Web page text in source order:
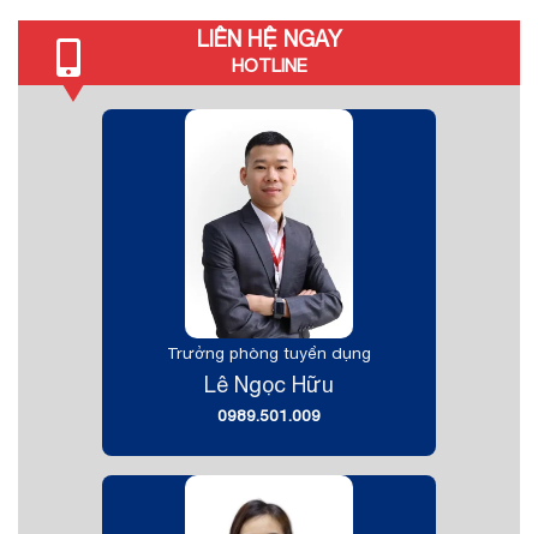
LIÊN HỆ NGAY
HOTLINE
Trưởng phòng tuyển dụng
Lê Ngọc Hữu
0989.501.009